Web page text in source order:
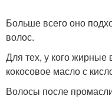
Больше всего оно
волос.
Для тех, у кого
кокосовое масло с
Волосы после